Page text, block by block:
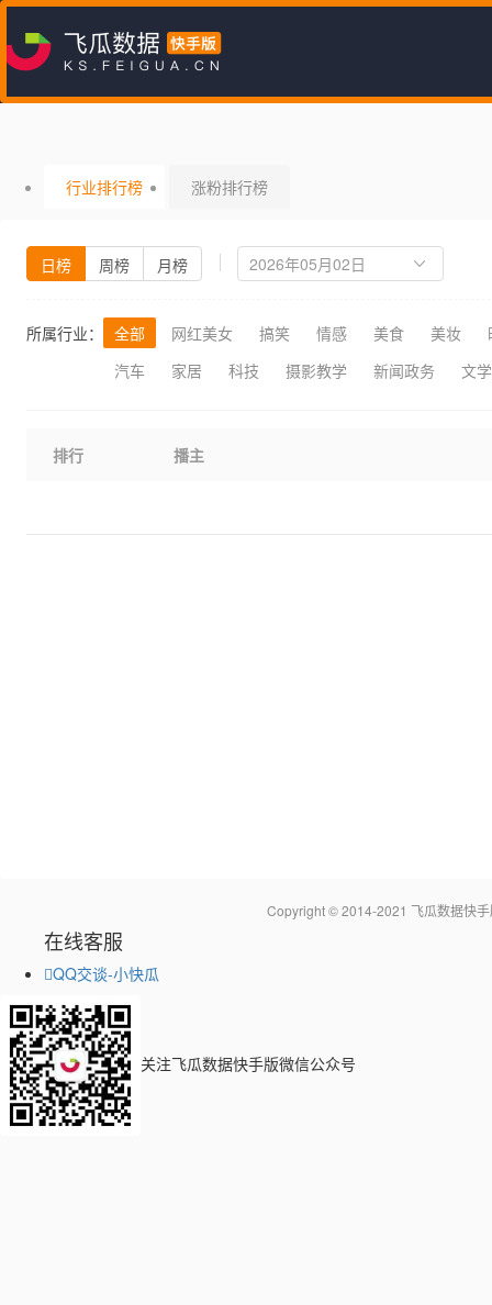
行业排行榜 涨粉排行榜
日榜 周榜 月榜
所属行业： 全部 网红美女 搞笑 情感 美食 美妆
汽车
家居 科技 摄影教学 新闻政务 文
排行 播主
Copyright © 2014-2021 飞瓜数据快
在线客服
QQ交谈-小快瓜
关注飞瓜数据快手版微信公众号